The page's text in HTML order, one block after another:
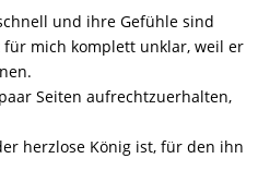
und ihre Gefühle sind
mich komplett unklar, weil er
Seiten aufrechtzuerhalten,
herzlose König ist, für den ihn